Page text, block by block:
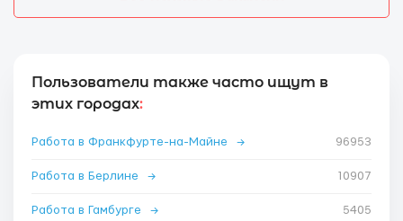
Пользователи также часто ищут в
этих городах:
Работа в Франкфурте-на-Майне → 96953
Работа в Берлине → 10907
Работа в Гамбурге → 5405